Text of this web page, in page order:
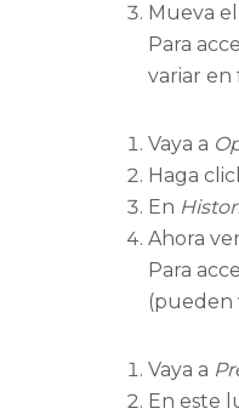
Mueva
Para
variar en
Vaya a
Haga
En
Ahora
Para
(pueden
Vaya a
En este